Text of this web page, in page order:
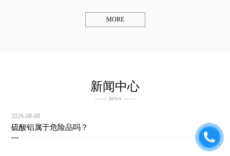
MORE
新闻中心
—— news ——
2026-08-08
硫酸铝属于危险品吗？